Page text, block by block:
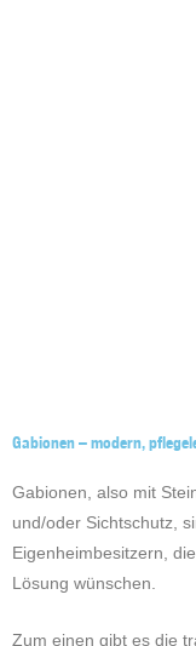
Gabionen – modern,
Gabionen, also mit
und/oder Sichtschutz,
Eigenheimbesitzern,
Lösung wünschen.
Zum einen gibt es die